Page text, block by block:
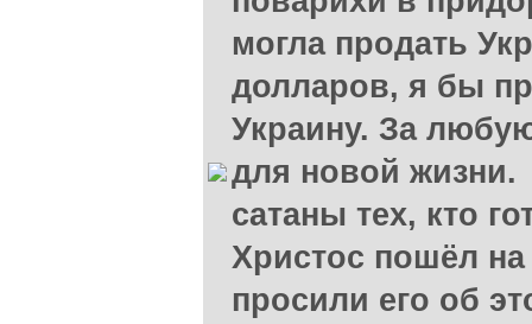
могла продать
долларов, я бы
Украину. За
для новой
сатаны тех, кто
Христос пошёл
просили его об